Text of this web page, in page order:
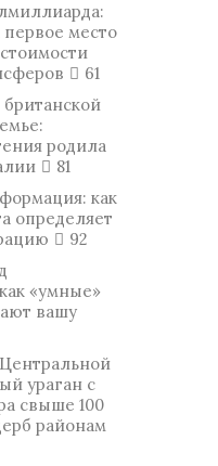
место
61
родила
81
как
определяет
92
«умные»
вашу
ураган с
свыше 100
районам